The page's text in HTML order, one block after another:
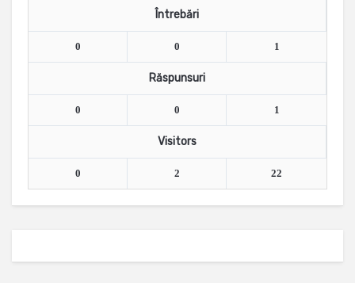
Întrebări
0 0 1
Răspunsuri
0 0 1
Visitors
0 2 22